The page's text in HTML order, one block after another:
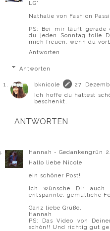
LG*
Nathalie von
Fashion
PS: Bei mir läuft gerade
du jeden Sonntag tolle
mich freuen, wenn du
Antworten
Antworten
bknicole
27.
Ich hoffe du hattest
beschenkt.
ANTWORTEN
Hannah - Gedankengrün
Hallo liebe Nicole,
ein schöner Post!
Ich wünsche Dir auch
entspannte, gemütliche
Ganz liebe Grüße,
Hannah
PS: Das Video von
schön!! Und richtig gut